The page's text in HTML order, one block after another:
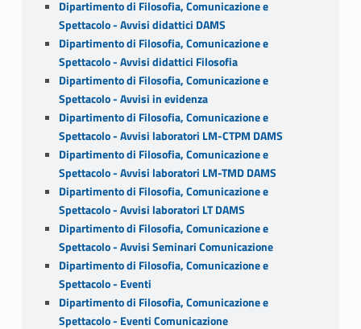
Dipartimento di Filosofia, Comunicazione e
Spettacolo - Avvisi didattici DAMS
Dipartimento di Filosofia, Comunicazione e
Spettacolo - Avvisi didattici Filosofia
Dipartimento di Filosofia, Comunicazione e
Spettacolo - Avvisi in evidenza
Dipartimento di Filosofia, Comunicazione e
Spettacolo - Avvisi laboratori LM-CTPM DAMS
Dipartimento di Filosofia, Comunicazione e
Spettacolo - Avvisi laboratori LM-TMD DAMS
Dipartimento di Filosofia, Comunicazione e
Spettacolo - Avvisi laboratori LT DAMS
Dipartimento di Filosofia, Comunicazione e
Spettacolo - Avvisi Seminari Comunicazione
Dipartimento di Filosofia, Comunicazione e
Spettacolo - Eventi
Dipartimento di Filosofia, Comunicazione e
Spettacolo - Eventi Comunicazione